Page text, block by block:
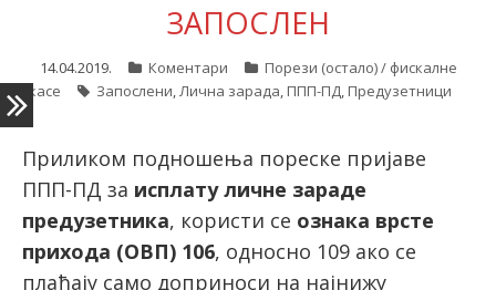
Претплата
latinica
ЗАПОСЛЕН
14.04.2019. Коментари
Порези (остало) / фискалне
касе
Запослени,Лична зарада, ППП-ПД, Предузетници
Приликом подношења пореске пријаве
ППП-ПД за исплату личне зараде
предузетника, користи се ознака врсте
прихода (ОВП) 106, односно 109 ако се
плаћају само доприноси на најнижу